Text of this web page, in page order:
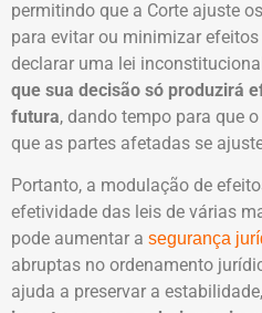
permitindo que a Corte ajuste
para evitar ou minimizar
declarar uma lei
que sua decisão só produzirá
futura, dando tempo para que
que as partes afetadas se
Portanto, a modulação de
efetividade das leis de várias
pode aumentar a segurança
abruptas no ordenamento
ajuda a preservar a estabilidade,